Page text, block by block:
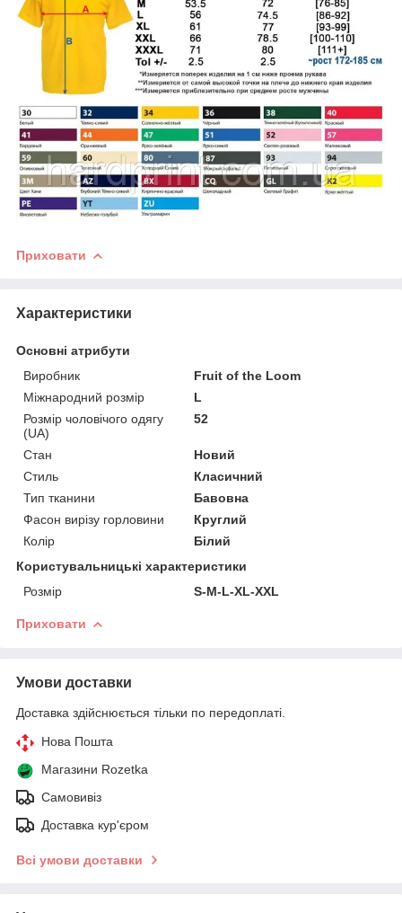
Приховати
Характеристики
Основні атрибути
Виробник
Fruit of the Loom
Міжнародний розмір
L
Розмір чоловічого одягу
(UA)
52
Стан
Новий
Стиль
Класичний
Тип тканини
Бавовна
Фасон вирізу горловини
Круглий
Колір
Білий
Користувальницькі характеристики
Розмір
S-M-L-XL-XXL
Приховати
Умови доставки
Доставка здійснюється тільки по передоплаті.
Нова Пошта
Магазини Rozetka
Самовивіз
Доставка кур'єром
Всі умови доставки